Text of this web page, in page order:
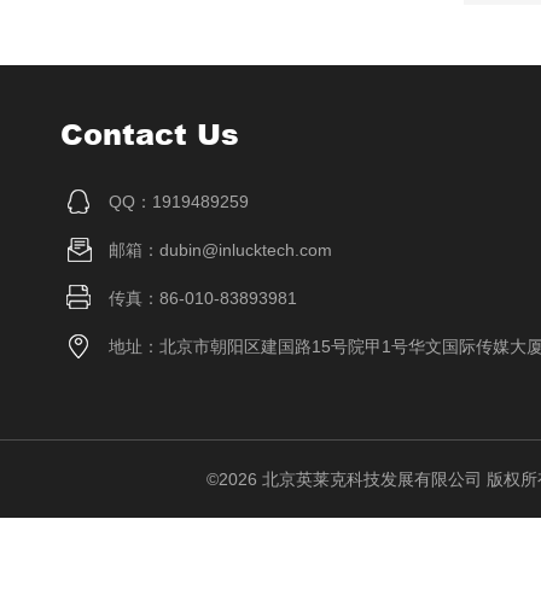
Contact Us
QQ：1919489259
邮箱：dubin@inlucktech.com
传真：86-010-83893981
地址：北京市朝阳区建国路15号院甲1号华文国际传媒大
©2026 北京英莱克科技发展有限公司 版